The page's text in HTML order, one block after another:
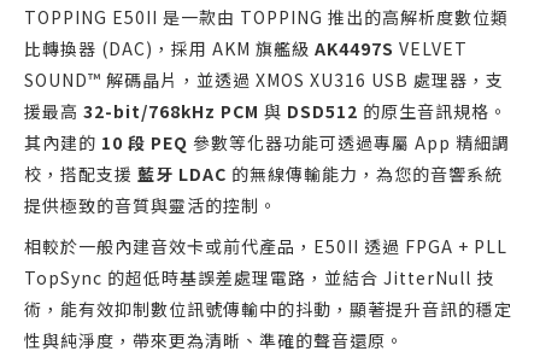
TOPPING E50II 是一款由 TOPPING 推出的高解析度數位類
比轉換器 (DAC)，採用 AKM 旗艦級 AK4497S VELVET
SOUND™ 解碼晶片，並透過 XMOS XU316 USB 處理器，支
援最高 32-bit/768kHz PCM 與 DSD512 的原生音訊規格。
其內建的 10 段 PEQ 參數等化器功能可透過專屬 App 精細調
校，搭配支援 藍牙 LDAC 的無線傳輸能力，為您的音響系統
提供極致的音質與靈活的控制。
相較於一般內建音效卡或前代產品，E50II 透過 FPGA + PLL
TopSync 的超低時基誤差處理電路，並結合 JitterNull 技
術，能有效抑制數位訊號傳輸中的抖動，顯著提升音訊的穩定
性與純淨度，帶來更為清晰、準確的聲音還原。